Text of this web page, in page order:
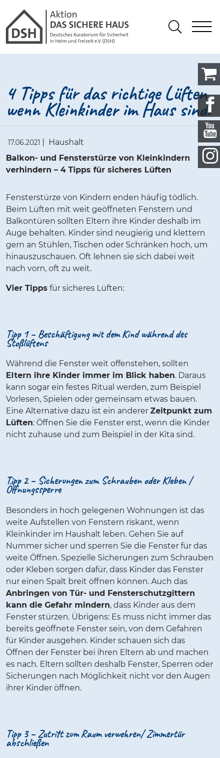
Gathmann Michaelis und
Suchen
4 Tipps für das richtige Lüften,
wenn Kleinkinder im Haus sind.
17.06.2021
Haushalt
Balkon- und Fensterstürze von Kleinkindern
verhindern – 4 Tipps für sicheres Lüften
Fensterstürze von Kindern enden häufig tödlich.
Beim Lüften mit weit geöffneten Fenstern und
Balkontüren sollten Eltern ihre Kinder deshalb im
Auge behalten. Kinder sind neugierig und klettern
gern an Stühlen, Tischen oder Schränken hoch, um
hinauszuschauen. Oft lehnen sie sich dabei weit
nach vorn, oft zu weit.
Vier Tipps für sicheres Lüften:
Tipp 1 – Beschäftigung mit dem Kind während des
Stoßlüftens
Während die Fenster weit offenstehen, sollten
Eltern ihre Kinder immer im Blick haben. Daraus
kann sogar ein festes Ritual werden, zum Beispiel
Vorlesen, Spielen oder gemeinsam etwas bauen.
Eine Alternative dazu ist ein anderer Zeitpunkt zum
Lüften: Öffnen Sie die Fenster erst, wenn die Kinder
nicht zuhause und zum Beispiel in der Kita sind.
Tipp 2 – Sicherungen zum Schrauben oder Kleben /
Öffnungssperre
Besonders in hoch gelegenen Wohnungen ist das
weite Aufstellen von Fenstern riskant, wenn
Kleinkinder im Haushalt leben. Gehen Sie auf
Nummer sicher und sperren Sie die Fenster für das
weite Öffnen. Spezielle Sicherungen zum Schrauben
oder Kleben sorgen dafür, dass Kinder das Fenster
nur einen Spalt breit öffnen können. Auch das
Anbringen von Tür- und Fensterschutzgittern
kann die Gefahr mindern, dass Kinder aus dem
Fenster stürzen. Übrigens: Es muss nicht immer das
bereits geöffnete Fenster sein, von dem Gefahren
für Kinder ausgehen. Kinder schauen sich das
Öffnen der Fenster bei ihren Eltern ab und machen
es nach. Eltern sollten deshalb Fenster, Sperren oder
Sicherungen nach Möglichkeit nicht vor den Augen
ihrer Kinder öffnen.
Tipp 3 – Zutritt zum Raum verwehren/ Zimmertür
abschließen